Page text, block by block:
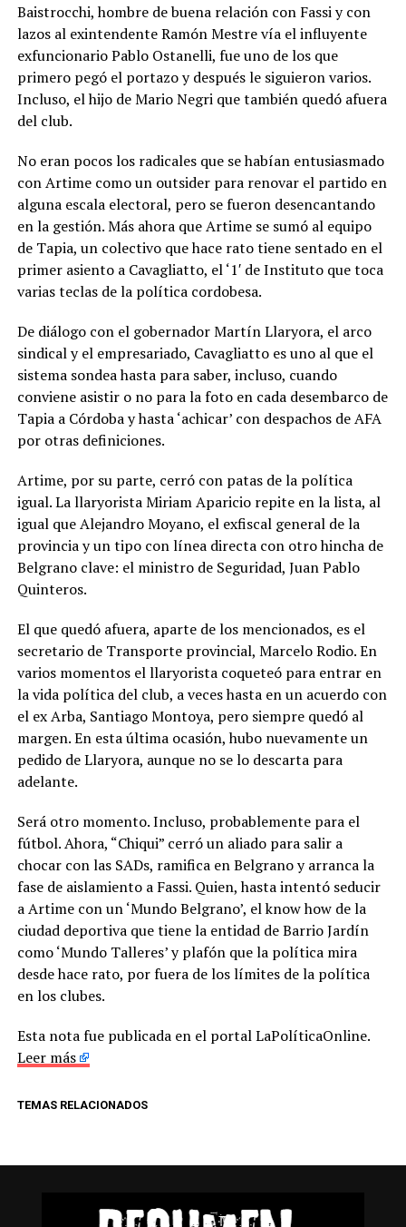
Baistrocchi, hombre de buena relación con Fassi y con
lazos al exintendente Ramón Mestre vía el influyente
exfuncionario Pablo Ostanelli, fue uno de los que
primero pegó el portazo y después le siguieron varios.
Incluso, el hijo de Mario Negri que también quedó afuera
del club.
No eran pocos los radicales que se habían entusiasmado
con Artime como un outsider para renovar el partido en
alguna escala electoral, pero se fueron desencantando
en la gestión. Más ahora que Artime se sumó al equipo
de Tapia, un colectivo que hace rato tiene sentado en el
primer asiento a Cavagliatto, el ‘1′ de Instituto que toca
varias teclas de la política cordobesa.
De diálogo con el gobernador Martín Llaryora, el arco
sindical y el empresariado, Cavagliatto es uno al que el
sistema sondea hasta para saber, incluso, cuando
conviene asistir o no para la foto en cada desembarco de
Tapia a Córdoba y hasta ‘achicar’ con despachos de AFA
por otras definiciones.
Artime, por su parte, cerró con patas de la política
igual. La llaryorista Miriam Aparicio repite en la lista, al
igual que Alejandro Moyano, el exfiscal general de la
provincia y un tipo con línea directa con otro hincha de
Belgrano clave: el ministro de Seguridad, Juan Pablo
Quinteros.
El que quedó afuera, aparte de los mencionados, es el
secretario de Transporte provincial, Marcelo Rodio. En
varios momentos el llaryorista coqueteó para entrar en
la vida política del club, a veces hasta en un acuerdo con
el ex Arba, Santiago Montoya, pero siempre quedó al
margen. En esta última ocasión, hubo nuevamente un
pedido de Llaryora, aunque no se lo descarta para
adelante.
Será otro momento. Incluso, probablemente para el
fútbol. Ahora, “Chiqui” cerró un aliado para salir a
chocar con las SADs, ramifica en Belgrano y arranca la
fase de aislamiento a Fassi. Quien, hasta intentó seducir
a Artime con un ‘Mundo Belgrano’, el know how de la
ciudad deportiva que tiene la entidad de Barrio Jardín
como ‘Mundo Talleres’ y plafón que la política mira
desde hace rato, por fuera de los límites de la política
en los clubes.
Esta nota fue publicada en el portal LaPolíticaOnline.
Leer más
TEMAS RELACIONADOS